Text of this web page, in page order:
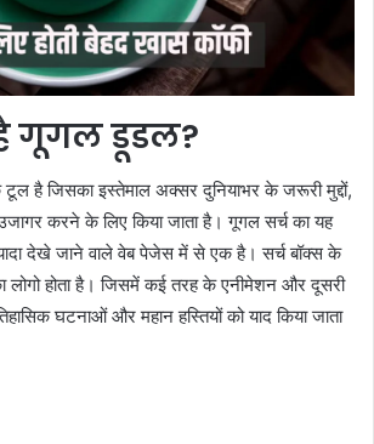
है गूगल डूडल?
है जिसका इस्तेमाल अक्सर दुनियाभर के जरूरी मुद्दों,
करने के लिए किया जाता है। गूगल सर्च का यह
देखे जाने वाले वेब पेजेस में से एक है। सर्च बॉक्स के
होता है। जिसमें कई तरह के एनीमेशन और दूसरी
घटनाओं और महान हस्तियों को याद किया जाता